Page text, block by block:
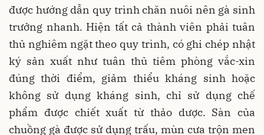
được hướng dẫn quy trình chăn nuôi nên gà sinh
trưởng nhanh. Hiện tất cả thành viên phải tuân
thủ nghiêm ngặt theo quy trình, có ghi chép nhật
ký sản xuất như tuân thủ tiêm phòng vắc-xin
đúng thời điểm, giảm thiểu kháng sinh hoặc
không sử dụng kháng sinh, chỉ sử dụng chế
phẩm được chiết xuất từ thảo dược. Sàn của
chuồng gà được sử dụng trấu, mùn cưa trộn men